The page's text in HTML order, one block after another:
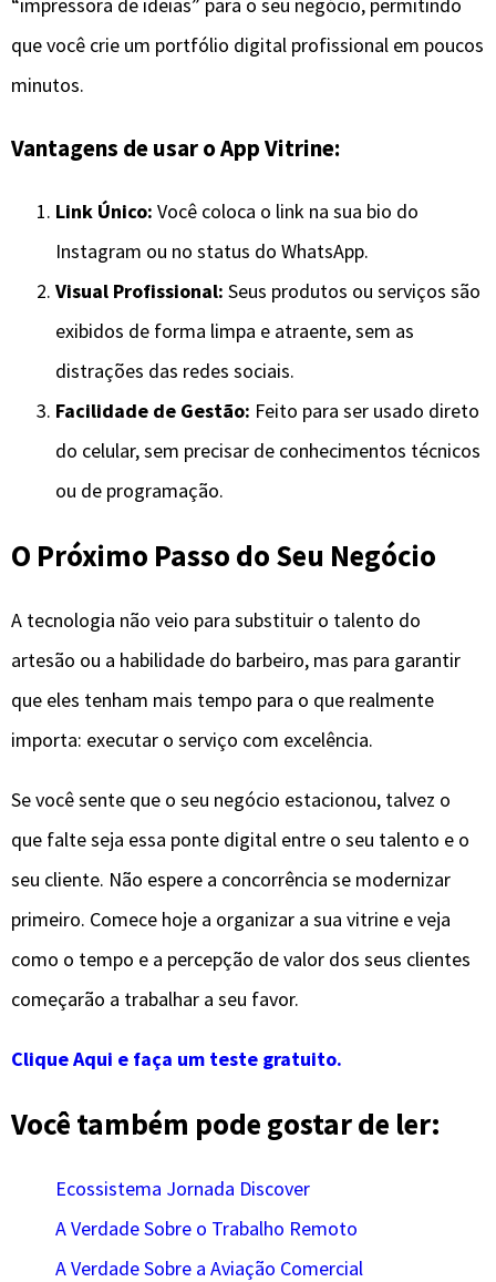
que você crie um portfólio digital profissional em poucos
minutos.
Vantagens de usar o App Vitrine:
Link Único: Você coloca o link na sua bio do
Instagram ou no status do WhatsApp.
Visual Profissional: Seus produtos ou serviços são
exibidos de forma limpa e atraente, sem as
distrações das redes sociais.
Facilidade de Gestão: Feito para ser usado direto
do celular, sem precisar de conhecimentos técnicos
ou de programação.
O Próximo Passo do Seu Negócio
A tecnologia não veio para substituir o talento do
artesão ou a habilidade do barbeiro, mas para garantir
que eles tenham mais tempo para o que realmente
importa: executar o serviço com excelência.
Se você sente que o seu negócio estacionou, talvez o
que falte seja essa ponte digital entre o seu talento e o
seu cliente. Não espere a concorrência se modernizar
primeiro. Comece hoje a organizar a sua vitrine e veja
como o tempo e a percepção de valor dos seus clientes
começarão a trabalhar a seu favor.
Clique Aqui e faça um teste gratuito.
Você também pode gostar de ler:
Ecossistema Jornada Discover
A Verdade Sobre o Trabalho Remoto
A Verdade Sobre a Aviação Comercial